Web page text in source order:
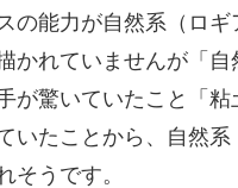
の能力が自然系（ロギ
かれていませんが「自
が驚いていたこと「粘
いたことから、自然系
そうです。